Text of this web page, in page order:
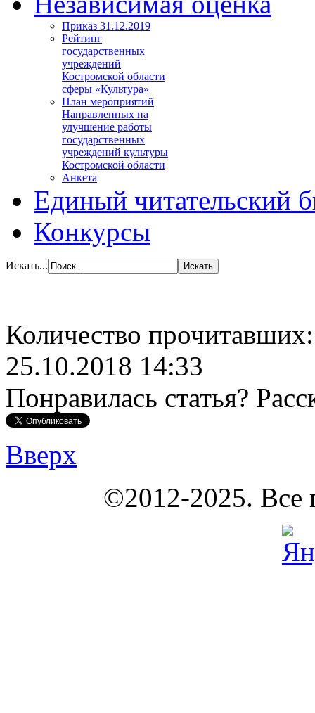
Приказ 31.12.2019
Рейтинг
государственных
учреждений
Костромской области
сферы «Культура»
План мероприятий
Направленных на
улучшение работы
государственных
учреждений культуры
Костромской области
Анкета
Единый читательский
Конкурсы
Искать...
Количество
25.10.2018 14:33
Понравилась статья?
Вверх
©2012-2025. Все